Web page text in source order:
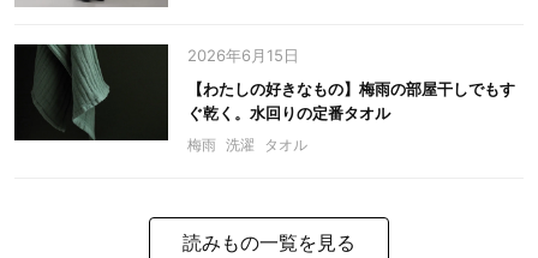
2026年6月15日
【わたしの好きなもの】梅雨の部屋干しでもす
ぐ乾く。水回りの定番タオル
梅雨 洗濯 タオル
読みもの一覧を見る